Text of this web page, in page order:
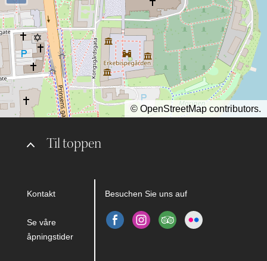
Til toppen
Kontakt
Se våre
åpningstider
Besuchen Sie uns auf
© OpenStreetMap contributors.